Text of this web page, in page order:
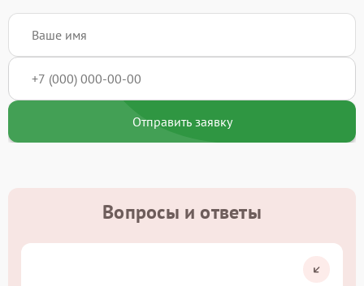
Отправить заявку
Вопросы и ответы